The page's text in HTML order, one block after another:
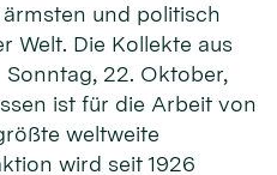
und politisch
Welt. Die Kollekte aus
22. Oktober,
ist für die Arbeit von
weltweite
wird seit 1926